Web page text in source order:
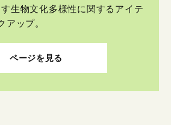
生物文化多様性に関するアイテ
アップ。
ページを見る